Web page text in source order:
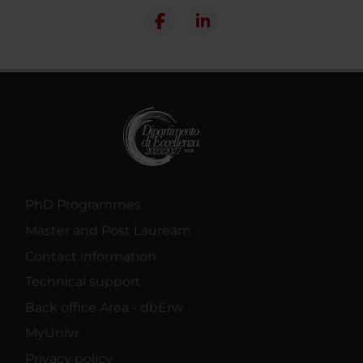
PhD Programmes
Master and Post Lauream
Contact information
Technical support
Back office Area - dbErw
MyUnivr
Privacy policy